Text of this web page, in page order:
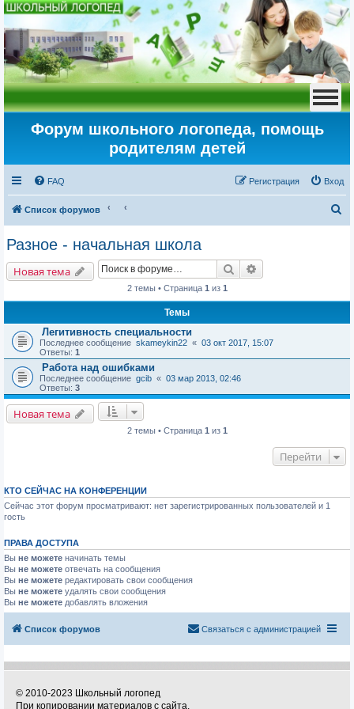
Форум школьного логопеда, помощь
родителям детей
FAQ Вход
Регистрация
Список форумов
о
Разное - начальная школа
Новая тема Поиск
2 темы • Страница 1 из 1
Темы
Легитивность специальности
Последнее сообщение skameykin22 « 03 окт 2017, 15:07
Ответы: 1
Работа над ошибками
Последнее сообщение gcib « 03 мар 2013, 02:46
Ответы: 3
Новая тема
2 темы • Страница 1 из 1
Перейти
КТО СЕЙЧАС НА КОНФЕРЕНЦИИ
Сейчас этот форум просматривают: нет зарегистрированных пользователей и 1
гость
ПРАВА ДОСТУПА
Вы не можете начинать темы
Вы не можете отвечать на сообщения
Вы не можете редактировать свои сообщения
Вы не можете удалять свои сообщения
Вы не можете добавлять вложения
Список форумов Связаться с администрацией
© 2010-2023 Школьный логопед
При копировании материалов с сайта,